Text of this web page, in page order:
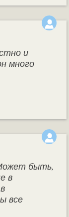
и
много
быть,
в
все